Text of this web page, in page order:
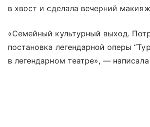
в хвост и сделала вечерний
«Семейный культурный выход.
постановка легендарной оперы
в легендарном театре», —